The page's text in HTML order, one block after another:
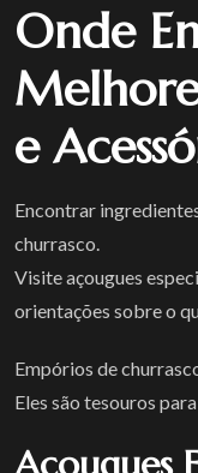
Onde
e
Encontrar
churrasco.
Visite açougues
orientações sobre o
Empórios de
Eles são tesouros
Açougues